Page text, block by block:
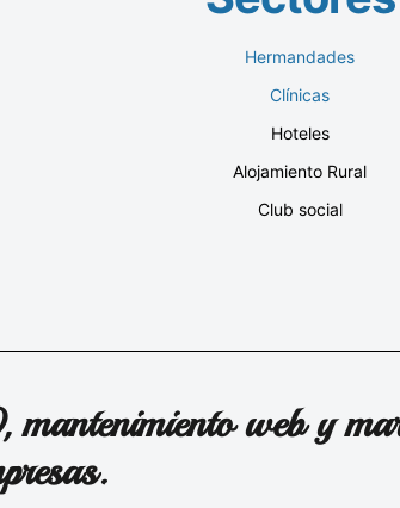
Hermandades
Clínicas
Hoteles
Alojamiento Rural
Club social
web y